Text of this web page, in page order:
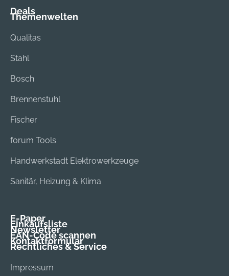
Deals
Themenwelten
Qualitas
Stahl
Bosch
Brennenstuhl
Fischer
forum Tools
Handwerkstadt Elektrowerkzeuge
Sanitär, Heizung & Klima
E-Paper
Einkaufsliste
Newsletter
EAN-Code scannen
Kontaktformular
Rechtliches & Service
Impressum